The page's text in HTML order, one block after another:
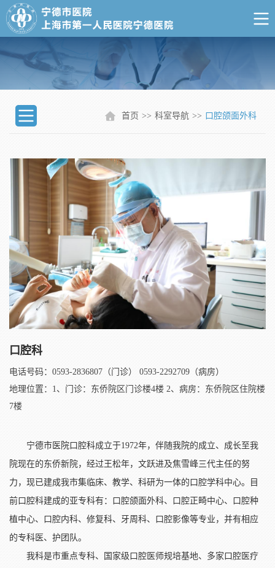
首页 >> 科室导航 >> 口腔颌面外科
口腔科
电话号码：0593-2836807（门诊） 0593-2292709（病房）
地理位置：1、门诊：东侨院区门诊楼4楼 2、病房：东侨院区住院楼
7楼
宁德市医院口腔科成立于1972年，伴随我院的成立、成长至我
院现在的东侨新院，经过王松年，文跃进及焦雪峰三代主任的努
力，现已建成我市集临床、教学、科研为一体的口腔学科中心。目
前口腔科建成的亚专科有：口腔颌面外科、口腔正畸中心、口腔种
植中心、口腔内科、修复科、牙周科、口腔影像等专业，并有相应
的专科医、护团队。
我科是市重点专科、国家级口腔医师规培基地、多家口腔医疗